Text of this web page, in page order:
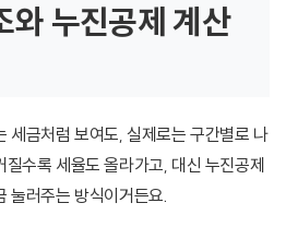
와 누진공제 계산
세금처럼 보여도, 실제로는 구간별로 나
수록 세율도 올라가고, 대신 누진공제
눌러주는 방식이거든요.